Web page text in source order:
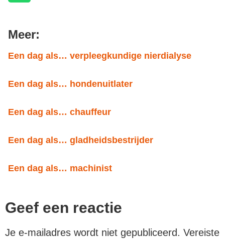
Meer:
Een dag als… verpleegkundige nierdialyse
Een dag als… hondenuitlater
Een dag als… chauffeur
Een dag als… gladheidsbestrijder
Een dag als… machinist
Geef een reactie
Je e-mailadres wordt niet gepubliceerd. Vereiste